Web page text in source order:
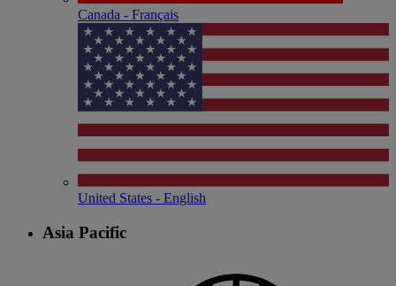
Canada - Français
United States - English
Asia Pacific